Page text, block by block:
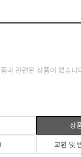
과 관련된 상품이 없습니
상
교환 및